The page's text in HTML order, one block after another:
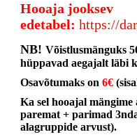
Hooaja jooksev
edetabel: https://
NB! Võistlusmänguks
hüppavad aegajalt läbi
Osavõtumaks on 6€
Ka sel hooajal
paremat + parimad
alagruppide arvust).